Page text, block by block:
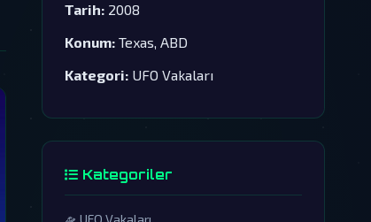
Tarih: 2008
Konum: Texas, ABD
Kategori: UFO Vakaları
Kategoriler
🛸 UFO Vakaları